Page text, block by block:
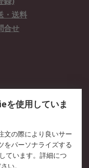
・送料
合せ
情報
を使用していま
文の際により良いサー
をパーソナライズする
ています。詳細につ
い。